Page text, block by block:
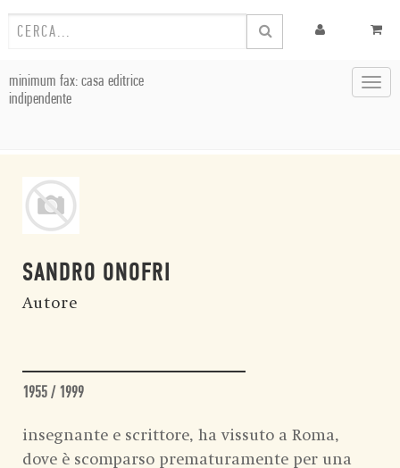
minimum fax: casa editrice
indipendente
SANDRO ONOFRI
Autore
1955 / 1999
insegnante e scrittore, ha vissuto a Roma,
dove è scomparso prematuramente per una